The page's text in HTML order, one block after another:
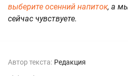
выберите осенний напиток, а
сейчас чувствуете.
Автор текста: Редакция